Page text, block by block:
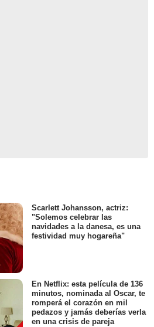
Scarlett Johansson, actriz:
"Solemos celebrar las
navidades a la danesa, es una
festividad muy hogareña"
En Netflix: esta película de 136
minutos, nominada al Oscar, te
romperá el corazón en mil
pedazos y jamás deberías verla
en una crisis de pareja